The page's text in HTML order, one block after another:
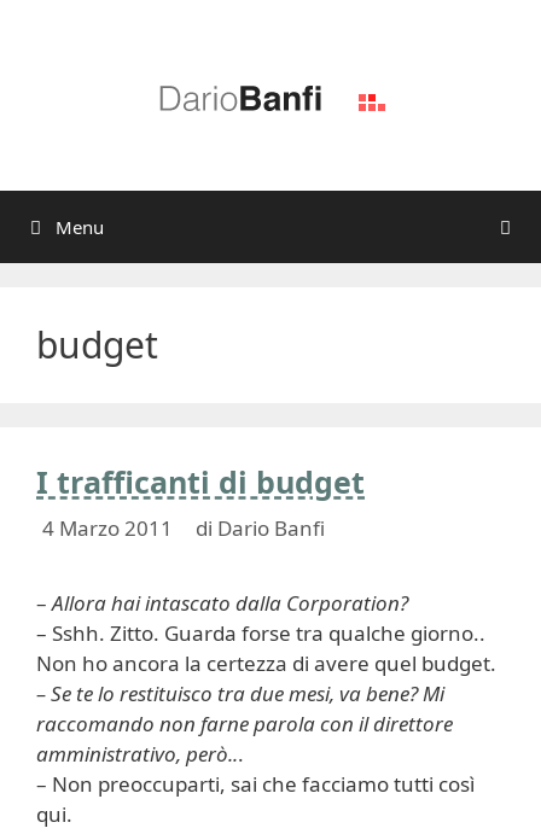
Menu
budget
I trafficanti di budget
4 Marzo 2011 di Dario Banfi
–Allora hai intascato dalla Corporation?
– Sshh. Zitto. Guarda forse tra qualche giorno..
Non ho ancora la certezza di avere quel budget.
– Se te lo restituisco tra due mesi, va bene? Mi
raccomando non farne parola con il direttore
amministrativo, però...
– Non preoccuparti, sai che facciamo tutti così
qui.